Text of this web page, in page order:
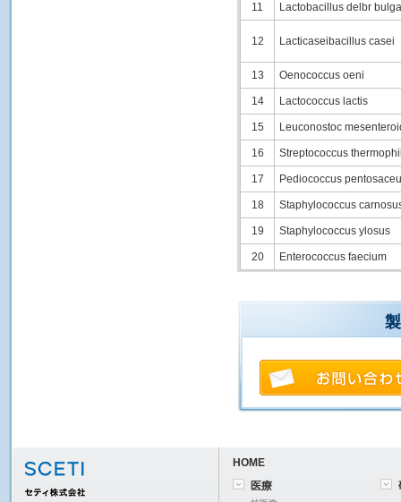
11 Lactobacillus delbr
12 Lacticaseibacillus casei
13 Oenococcus oeni
14 Lactococcus lactis
15 Leuconostoc
16 Streptococcus
17 Pediococcus
18 Staphylococcus
19 Staphylococcus ylosus
20 Enterococcus faecium
HOME
医療